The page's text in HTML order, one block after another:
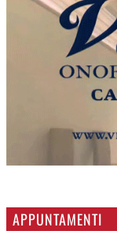
APPUNTAMENTI